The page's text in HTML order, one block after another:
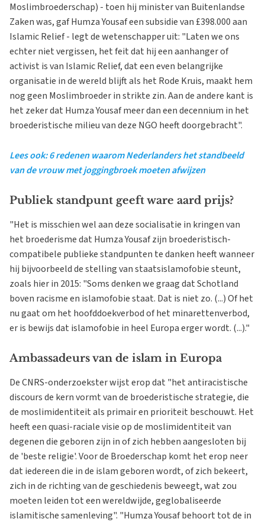
Moslimbroederschap) - toen hij minister van Buitenlandse
Zaken was, gaf Humza Yousaf een subsidie van £398.000 aan
Islamic Relief - legt de wetenschapper uit: "Laten we ons
echter niet vergissen, het feit dat hij een aanhanger of
activist is van Islamic Relief, dat een even belangrijke
organisatie in de wereld blijft als het Rode Kruis, maakt hem
nog geen Moslimbroeder in strikte zin. Aan de andere kant is
het zeker dat Humza Yousaf meer dan een decennium in het
broederistische milieu van deze NGO heeft doorgebracht".
Lees ook: 6 redenen waarom Nederlanders het standbeeld
van de vrouw met joggingbroek moeten afwijzen
Publiek standpunt geeft ware aard prijs?
"Het is misschien wel aan deze socialisatie in kringen van
het broederisme dat Humza Yousaf zijn broederistisch-
compatibele publieke standpunten te danken heeft wanneer
hij bijvoorbeeld de stelling van staatsislamofobie steunt,
zoals hier in 2015: "Soms denken we graag dat Schotland
boven racisme en islamofobie staat. Dat is niet zo. (...) Of het
nu gaat om het hoofddoekverbod of het minarettenverbod,
er is bewijs dat islamofobie in heel Europa erger wordt. (...)."
Ambassadeurs van de islam in Europa
De CNRS-onderzoekster wijst erop dat "het antiracistische
discours de kern vormt van de broederistische strategie, die
de moslimidentiteit als primair en prioriteit beschouwt. Het
heeft een quasi-raciale visie op de moslimidentiteit van
degenen die geboren zijn in of zich hebben aangesloten bij
de 'beste religie'. Voor de Broederschap komt het erop neer
dat iedereen die in de islam geboren wordt, of zich bekeert,
zich in de richting van de geschiedenis beweegt, wat zou
moeten leiden tot een wereldwijde, geglobaliseerde
islamitische samenleving". "Humza Yousaf behoort tot de in